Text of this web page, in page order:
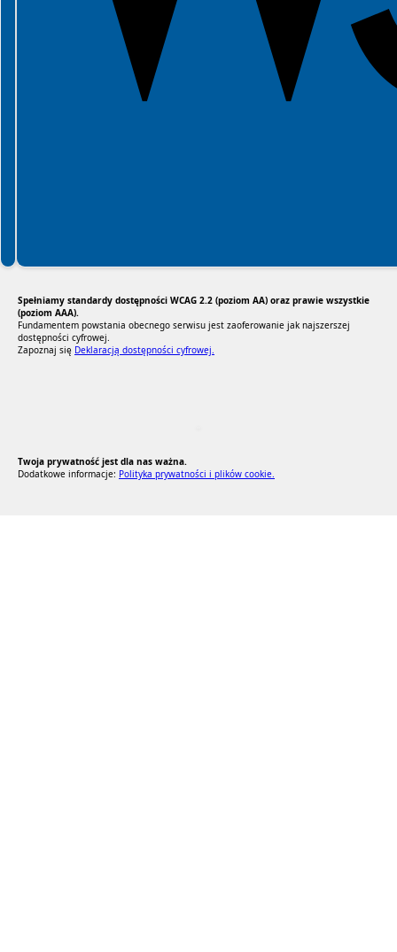
Spełniamy standardy dostępności WCAG 2.2 (poziom AA) oraz prawie wszystkie
(poziom AAA).
Fundamentem powstania obecnego serwisu jest zaoferowanie jak najszerszej
dostępności cyfrowej.
Zapoznaj się Deklaracją dostępności cyfrowej.
Twoja prywatność jest dla nas ważna.
Dodatkowe informacje: Polityka prywatności i plików cookie.